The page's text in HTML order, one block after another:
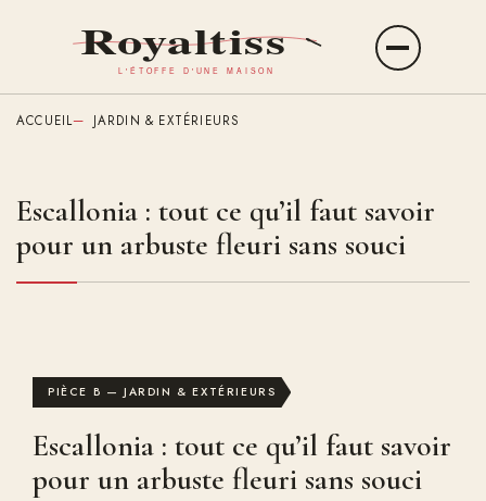
Ouvrir
le
ACCUEIL JARDIN & EXTÉRIEURS
Escallonia : tout ce qu’il faut savoir
pour un arbuste fleuri sans souci
PIÈCE B — JARDIN & EXTÉRIEURS
Escallonia : tout ce qu’il faut savoir
pour un arbuste fleuri sans souci